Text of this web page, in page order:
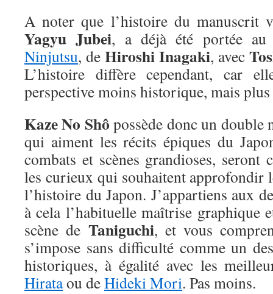
A noter que l’histoire du manuscrit
Yagyu Jubei, a déjà été portée
Ninjutsu, de Hiroshi Inagaki, avec
L’histoire diffère cependant, car
perspective moins historique, mais
Kaze No Shô possède donc un double
qui aiment les récits épiques du
combats et scènes grandioses, seront
les curieux qui souhaitent approfondir
l’histoire du Japon. J’appartiens aux
à cela l’habituelle maîtrise graphique
scène de Taniguchi, et vous
s’impose sans difficulté comme un
historiques, à égalité avec les
Hirataou deHideki Mori. Pas moins.